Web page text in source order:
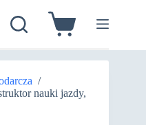
Koszyk
/
nauki jazdy,